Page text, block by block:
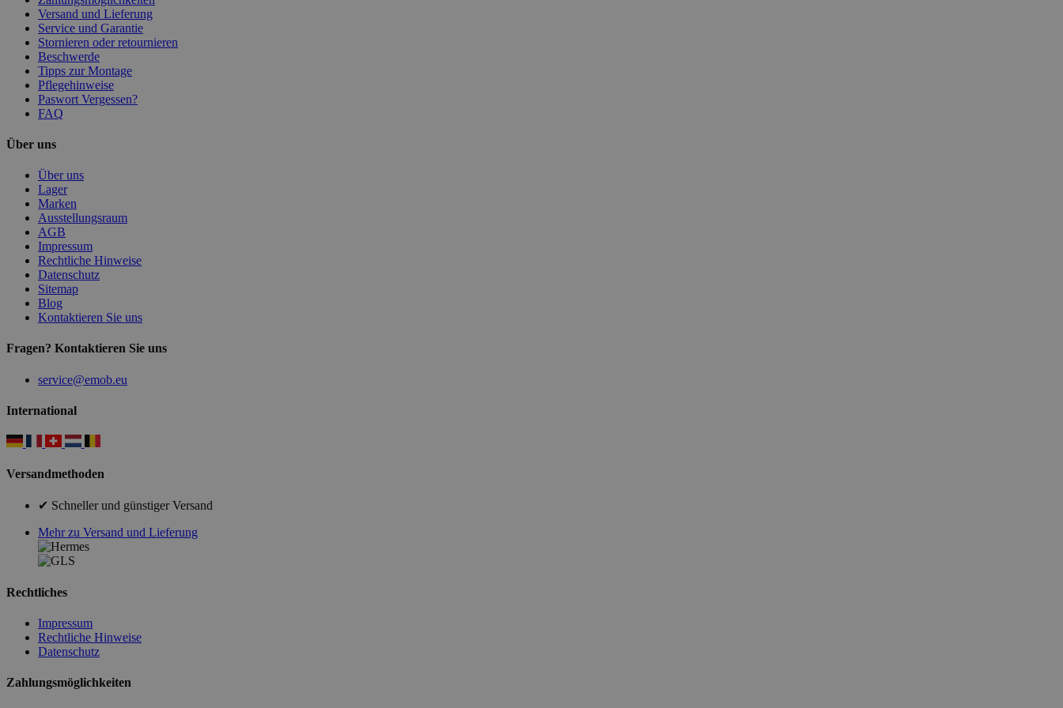
Versand und Lieferung
Service und Garantie
Stornieren oder retournieren
Beschwerde
Tipps zur Montage
Pflegehinweise
Paswort Vergessen?
FAQ
Über uns
Über uns
Lager
Marken
Ausstellungsraum
AGB
Impressum
Rechtliche Hinweise
Datenschutz
Sitemap
Blog
Kontaktieren Sie uns
Fragen? Kontaktieren Sie uns
service@emob.eu
International
Versandmethoden
✔ Schneller und günstiger Versand
Mehr zu Versand und Lieferung
Rechtliches
Impressum
Rechtliche Hinweise
Datenschutz
Zahlungsmöglichkeiten